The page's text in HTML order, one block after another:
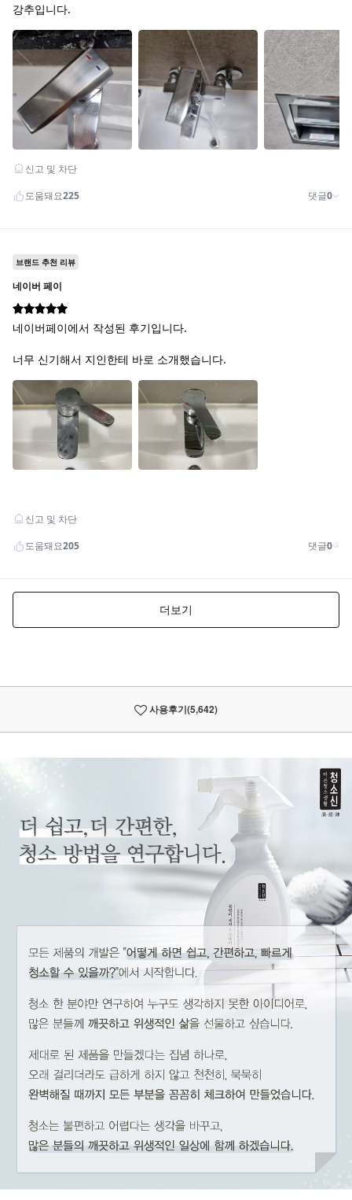
사용후기(5,642)